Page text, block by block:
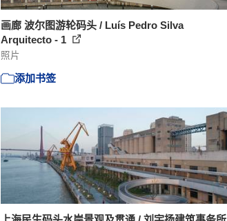
画廊 波尔图游轮码头 / Luís Pedro Silva
Arquitecto - 1
照片
添加书签